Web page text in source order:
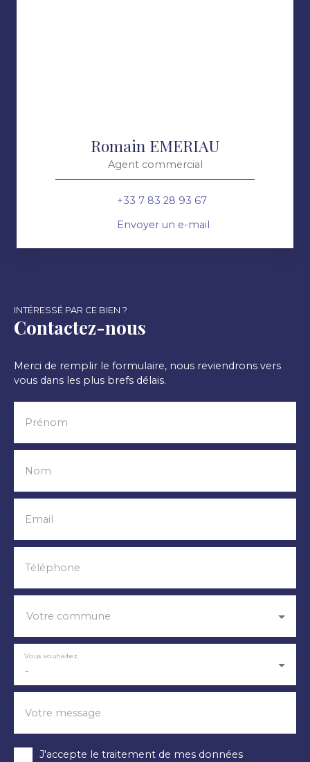
Romain EMERIAU
Agent commercial
+33 7 83 28 93 67
Envoyer un e-mail
INTÉRESSÉ PAR CE BIEN ?
Contactez-nous
Merci de remplir le formulaire, nous reviendrons vers
vous dans les plus brefs délais.
Prénom
Nom
Email
Téléphone
Votre commune
-
Vous souhaitez
Votre message
J'accepte le traitement de mes données